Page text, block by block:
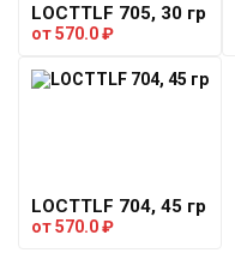
LOCTTLF 705, 30 гр
от570.0₽
LOCTTLF 704, 45 гр
от570.0₽